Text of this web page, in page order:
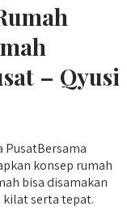
– Qyusi
Bersama
konsep rumah
bisa disamakan
kilat serta tepat.